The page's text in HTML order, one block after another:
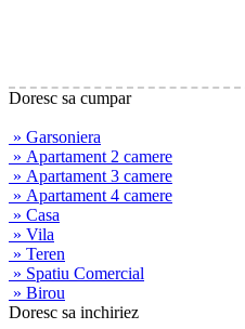
Doresc sa cumpar
» Garsoniera
» Apartament 2 camere
» Apartament 3 camere
» Apartament 4 camere
» Casa
» Vila
» Teren
» Spatiu Comercial
» Birou
Doresc sa inchiriez